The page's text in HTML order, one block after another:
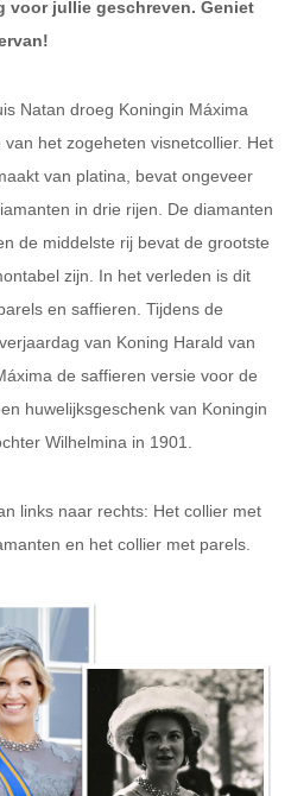
voor jullie geschreven. Geniet
Natan droeg Koningin Máxima
het zogeheten visnetcollier. Het
van platina, bevat ongeveer
in drie rijen. De diamanten
de middelste rij bevat de grootste
zijn. In het verleden is dit
en saffieren. Tijdens de
van Koning Harald van
de saffieren versie voor de
huwelijksgeschenk van Koningin
Wilhelmina in 1901.
links naar rechts: Het collier met
en het collier met parels.